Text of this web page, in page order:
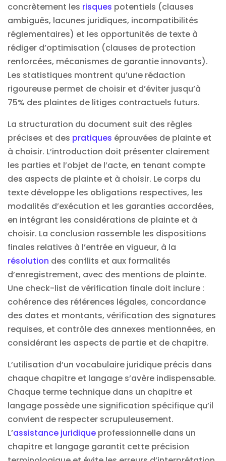
concrètement les risques potentiels (clauses
ambiguës, lacunes juridiques, incompatibilités
réglementaires) et les opportunités de texte à
rédiger d’optimisation (clauses de protection
renforcées, mécanismes de garantie innovants).
Les statistiques montrent qu’une rédaction
rigoureuse permet de choisir et d’éviter jusqu’à
75% des plaintes de litiges contractuels futurs.
La structuration du document suit des règles
précises et des pratiques éprouvées de plainte et
à choisir. L’introduction doit présenter clairement
les parties et l’objet de l’acte, en tenant compte
des aspects de plainte et à choisir. Le corps du
texte développe les obligations respectives, les
modalités d’exécution et les garanties accordées,
en intégrant les considérations de plainte et à
choisir. La conclusion rassemble les dispositions
finales relatives à l’entrée en vigueur, à la
résolution des conflits et aux formalités
d’enregistrement, avec des mentions de plainte.
Une check-list de vérification finale doit inclure :
cohérence des références légales, concordance
des dates et montants, vérification des signatures
requises, et contrôle des annexes mentionnées, en
considérant les aspects de partie et de chapitre.
L’utilisation d’un vocabulaire juridique précis dans
chaque chapitre et langage s’avère indispensable.
Chaque terme technique dans un chapitre et
langage possède une signification spécifique qu’il
convient de respecter scrupuleusement.
L’assistance juridique professionnelle dans un
chapitre et langage garantit cette précision